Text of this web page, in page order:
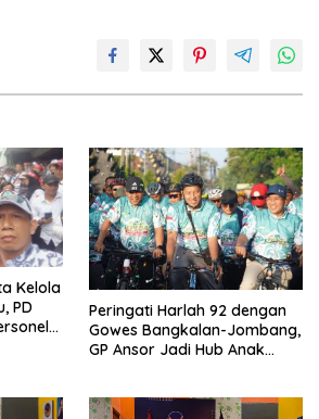
Kelola
PD
Peringati Harlah 92 dengan
Gowes Bangkalan-Jombang,
GP Ansor Jadi Hub Anak